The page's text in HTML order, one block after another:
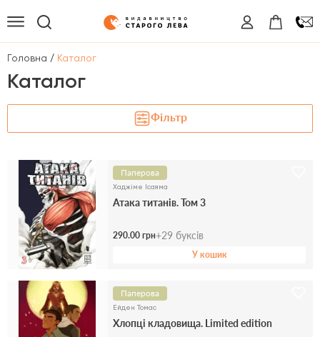
Головна / Каталог
Каталог
Фільтр
Паперова
Хаджіме Ісаяма
Атака титанів. Том 3
290.00 грн+29 буксів
У кошик
Паперова
Ейден Томас
Хлопці кладовища. Limited edition